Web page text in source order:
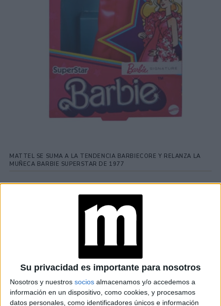
Su privacidad es importante para nosotros
Nosotros y nuestros socios almacenamos y/o accedemos a
información en un dispositivo, como cookies, y procesamos
datos personales, como identificadores únicos e información
MATTEL SE SUMA A LA TENDENCIA BARBIECORE Y RELANZA LA
MUÑECA BARBIE SUPERSTAR DE 1977
TAMBIÉN TE PUEDE INTERESAR
TECNOMODA 2026:
CUANDO LA MODA
IA
JEANS
ACAMPANADOS DE
REGRESO: IDEAS DE